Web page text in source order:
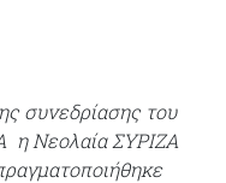
συνεδρίασης του
η Νεολαία ΣΥΡΙΖΑ